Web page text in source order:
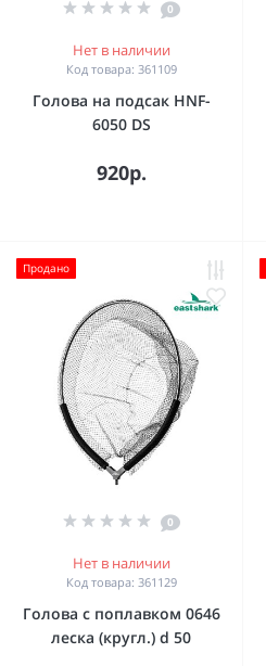
0
Нет в наличии
Код товара: 361109
Голова на подсак HNF-
6050 DS
920р.
Продано
0
Нет в наличии
Код товара: 361129
Голова с поплавком 0646
леска (кругл.) d 50